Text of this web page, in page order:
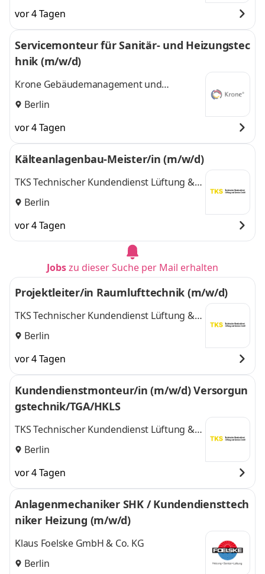
vor 4 Tagen
Servicemonteur für Sanitär- und Heizungstec
hnik (m/w/d)
Krone Gebäudemanagement und
Technologie GmbH
Berlin
vor 4 Tagen
Kälteanlagenbau-Meister/in (m/w/d)
TKS Technischer Kundendienst Lüftung &
Service GmbH
Berlin
vor 4 Tagen
Jobszu dieser Suche per Mail erhalten
Projektleiter/in Raumlufttechnik (m/w/d)
TKS Technischer Kundendienst Lüftung &
Service GmbH
Berlin
vor 4 Tagen
Kundendienstmonteur/in (m/w/d) Versorgun
gstechnik/TGA/HKLS
TKS Technischer Kundendienst Lüftung &
Service GmbH
Berlin
vor 4 Tagen
Anlagenmechaniker SHK / Kundendiensttech
niker Heizung (m/w/d)
Klaus Foelske GmbH & Co. KG
Berlin